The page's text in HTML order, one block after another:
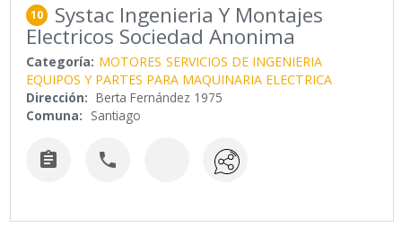
10 Systac Ingenieria Y Montajes
Electricos Sociedad Anonima
Categoría: MOTORES SERVICIOS DE INGENIERIA
EQUIPOS Y PARTES PARA MAQUINARIA ELECTRICA
Dirección: Berta Fernández 1975
Comuna: Santiago
 